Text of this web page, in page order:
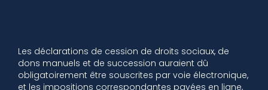
Les déclarations de cession de droits sociaux, de
dons manuels et de succession auraient dû
obligatoirement être souscrites par voie électronique,
et les impositions correspondantes payées en ligne,